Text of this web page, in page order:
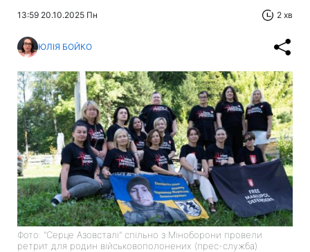
13:59 20.10.2025 Пн 2 хв
ЮЛІЯ БОЙКО
Фото: "Серце Азовсталі" спільно з Міноборони провели
ретрит для родин військовополонених (прес-служба)